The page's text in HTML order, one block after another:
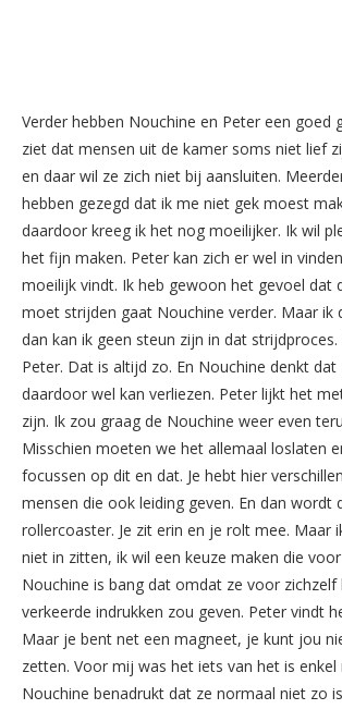
Verder hebben Nouchine en Peter een goed
ziet dat mensen uit de kamer soms niet lief
en daar wil ze zich niet bij aansluiten.
hebben gezegd dat ik me niet gek moest
daardoor kreeg ik het nog moeilijker. Ik wil
het fijn maken. Peter kan zich er wel in
moeilijk vindt. Ik heb gewoon het gevoel dat
moet strijden gaat Nouchine verder. Maar ik
dan kan ik geen steun zijn in dat strijdproces.
Peter. Dat is altijd zo. En Nouchine denkt dat
daardoor wel kan verliezen. Peter lijkt het
zijn. Ik zou graag de Nouchine weer even
Misschien moeten we het allemaal loslaten
focussen op dit en dat. Je hebt hier
mensen die ook leiding geven. En dan wordt
rollercoaster. Je zit erin en je rolt mee. Maar
niet in zitten, ik wil een keuze maken die
Nouchine is bang dat omdat ze voor zichzelf
verkeerde indrukken zou geven. Peter vindt
Maar je bent net een magneet, je kunt jou
zetten. Voor mij was het iets van het is
Nouchine benadrukt dat ze normaal niet zo